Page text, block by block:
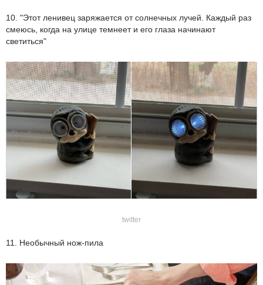
10. "Этот ленивец заряжается от солнечных лучей. Каждый раз
смеюсь, когда на улице темнеет и его глаза начинают
светиться"
twitter
11. Необычный нож-пила